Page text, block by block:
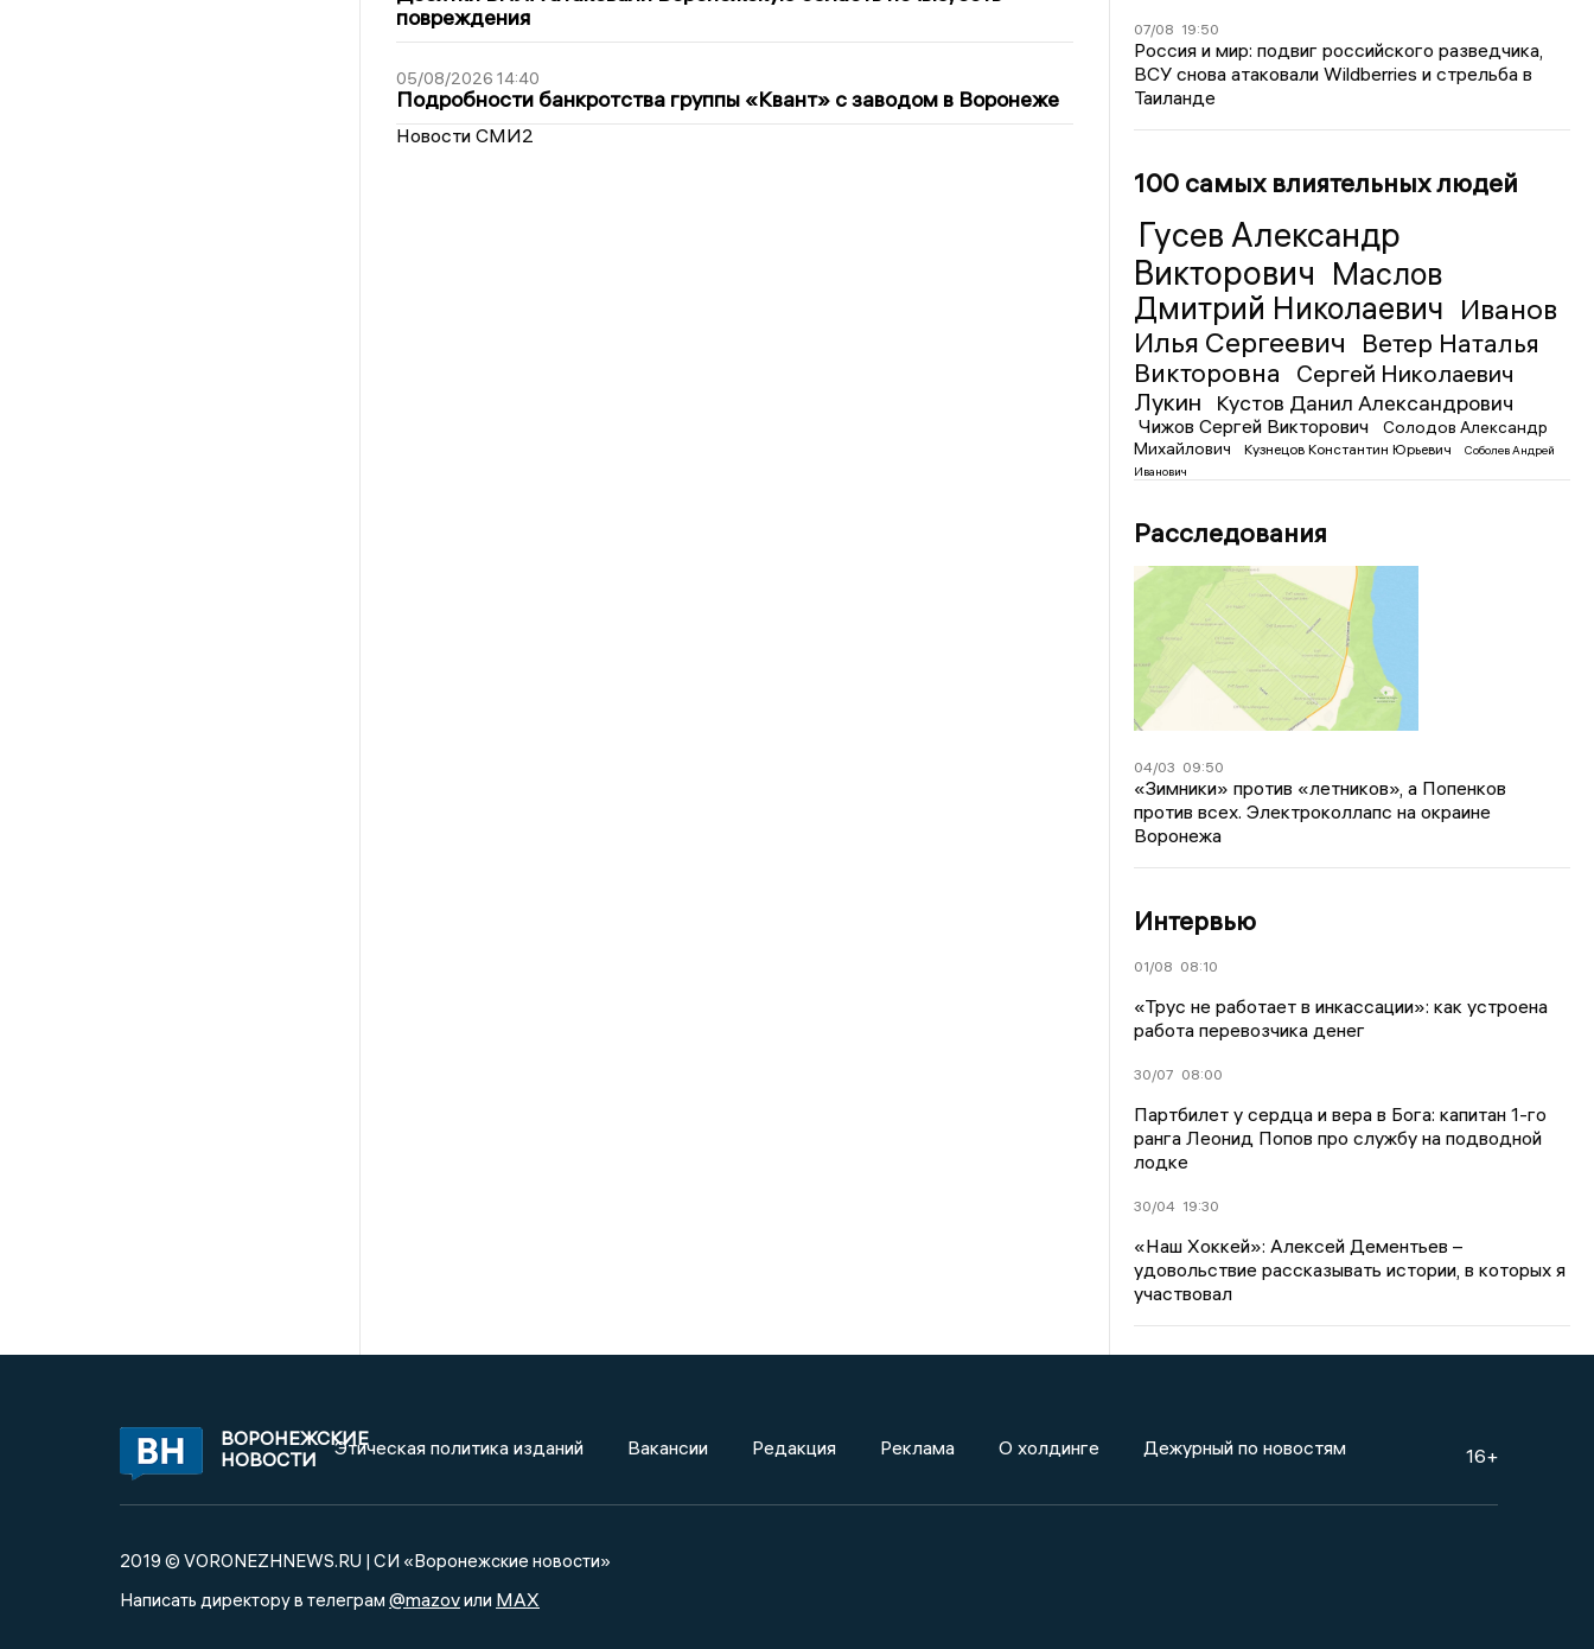
повреждения
05/08/2026 14:40
Подробности банкротства группы «Квант» с заводом в Воронеже
Новости СМИ2
07/08 19:50
Россия и мир: подвиг российского разведчика,
ВСУ снова атаковали Wildberries и стрельба в
Таиланде
100 самых влиятельных людей
Гусев Александр
Викторович Маслов
Дмитрий Николаевич Иванов
Илья Сергеевич
Ветер Наталья
Викторовна
Сергей Николаевич
Лукин
Кустов Данил Александрович
Чижов Сергей Викторович
Солодов Александр
Михайлович
Кузнецов Константин Юрьевич
Соболев Андрей
Иванович
Расследования
04/03 09:50
«Зимники» против «летников», а Попенков
против всех. Электроколлапс на окраине
Воронежа
Интервью
01/08 08:10
«Трус не работает в инкассации»: как устроена
работа перевозчика денег
30/07 08:00
Партбилет у сердца и вера в Бога: капитан 1-го
ранга Леонид Попов про службу на подводной
лодке
30/04 19:30
«Наш Хоккей»: Алексей Дементьев –
удовольствие рассказывать истории, в которых я
участвовал
ВОРОНЕЖСКИЕ
НОВОСТИ
Этическая политика изданий Вакансии Редакция Реклама О холдинге Дежурный по новостям 16+
2019 © VORONEZHNEWS.RU | СИ «Воронежские новости»
Написать директору в телеграм @mazovили MAX